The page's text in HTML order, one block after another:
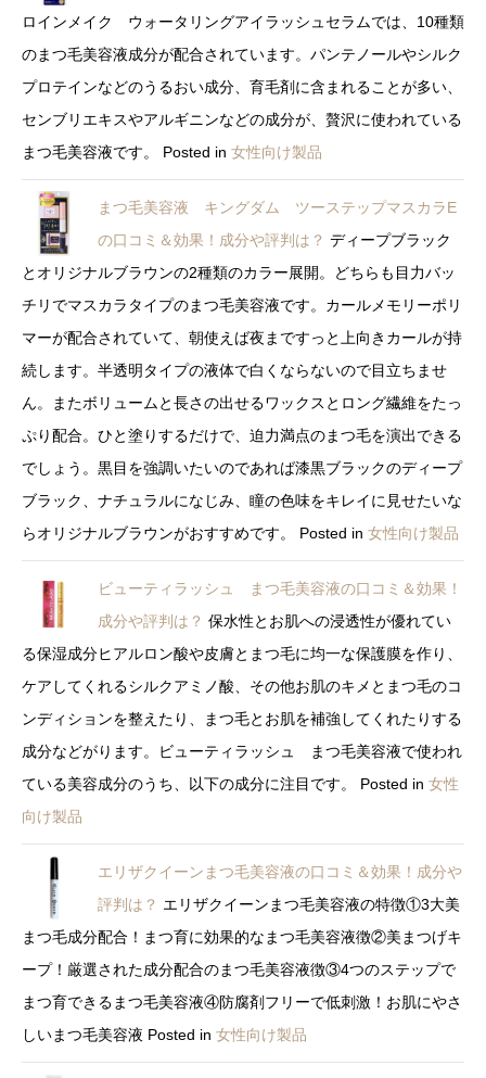
ロインメイク ウォータリングアイラッシュセラムでは、10種類
のまつ毛美容液成分が配合されています。パンテノールやシルク
プロテインなどのうるおい成分、育毛剤に含まれることが多い、
センブリエキスやアルギニンなどの成分が、贅沢に使われている
まつ毛美容液です。
Posted in 女性向け製品
まつ毛美容液 キングダム ツーステップマスカラE
の口コミ＆効果！成分や評判は？ ディープブラック
とオリジナルブラウンの2種類のカラー展開。どちらも目力バッ
チリでマスカラタイプのまつ毛美容液です。カールメモリーポリ
マーが配合されていて、朝使えば夜まですっと上向きカールが持
続します。半透明タイプの液体で白くならないので目立ちませ
ん。またボリュームと長さの出せるワックスとロング繊維をたっ
ぷり配合。ひと塗りするだけで、迫力満点のまつ毛を演出できる
でしょう。黒目を強調いたいのであれば漆黒ブラックのディープ
ブラック、ナチュラルになじみ、瞳の色味をキレイに見せたいな
らオリジナルブラウンがおすすめです。
Posted in 女性向け製品
ビューティラッシュ まつ毛美容液の口コミ＆効果！
成分や評判は？ 保水性とお肌への浸透性が優れてい
る保湿成分ヒアルロン酸や皮膚とまつ毛に均一な保護膜を作り、
ケアしてくれるシルクアミノ酸、その他お肌のキメとまつ毛のコ
ンディションを整えたり、まつ毛とお肌を補強してくれたりする
成分などがります。ビューティラッシュ まつ毛美容液で使われ
ている美容成分のうち、以下の成分に注目です。
Posted in 女性
向け製品
エリザクイーンまつ毛美容液の口コミ＆効果！成分や
評判は？ エリザクイーンまつ毛美容液の特徴①3大美
まつ毛成分配合！まつ育に効果的なまつ毛美容液徴②美まつげキ
ープ！厳選された成分配合のまつ毛美容液徴③4つのステップで
まつ育できるまつ毛美容液④防腐剤フリーで低刺激！お肌にやさ
しいまつ毛美容液 Posted in 女性向け製品